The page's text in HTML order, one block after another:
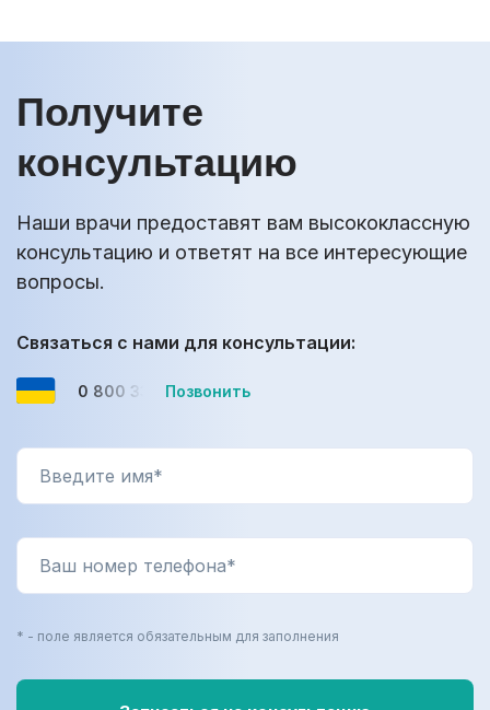
Получите
консультацию
Наши врачи предоставят вам высококлассную
консультацию и ответят на все интересующие
вопросы.
Связаться с нами для консультации:
0 800 33-08-12Позвонить
* - поле является обязательным для заполнения